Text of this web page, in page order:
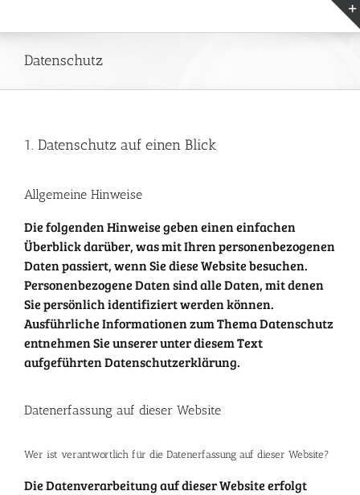
Datenschutz
1. Datenschutz auf einen Blick
Allgemeine Hinweise
Die folgenden Hinweise geben einen einfachen
Überblick darüber, was mit Ihren personenbezogenen
Daten passiert, wenn Sie diese Website besuchen.
Personenbezogene Daten sind alle Daten, mit denen
Sie persönlich identifiziert werden können.
Ausführliche Informationen zum Thema Datenschutz
entnehmen Sie unserer unter diesem Text
aufgeführten Datenschutzerklärung.
Datenerfassung auf dieser Website
Wer ist verantwortlich für die Datenerfassung auf dieser Website?
Die Datenverarbeitung auf dieser Website erfolgt